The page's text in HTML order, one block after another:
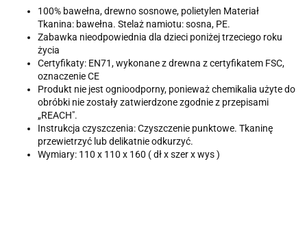
100% bawełna, drewno sosnowe, polietylen Materiał
Tkanina: bawełna. Stelaż namiotu: sosna, PE.
Zabawka nieodpowiednia dla dzieci poniżej trzeciego roku
życia
Certyfikaty: EN71, wykonane z drewna z certyfikatem FSC,
oznaczenie CE
Produkt nie jest ognioodporny, ponieważ chemikalia użyte do
obróbki nie zostały zatwierdzone zgodnie z przepisami
„REACH".
Instrukcja czyszczenia: Czyszczenie punktowe. Tkaninę
przewietrzyć lub delikatnie odkurzyć.
Wymiary: 110 x 110 x 160 ( dł x szer x wys )